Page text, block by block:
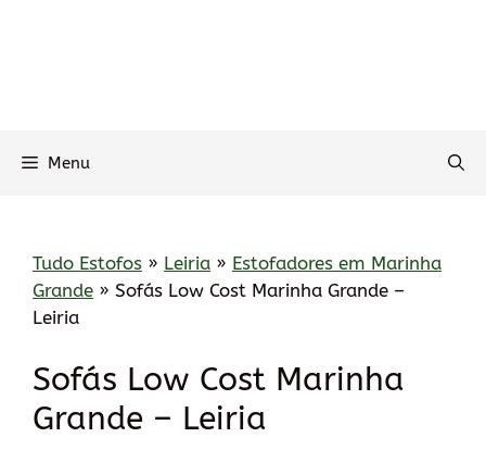
Menu
Tudo Estofos » Leiria » Estofadores em Marinha
Grande » Sofás Low Cost Marinha Grande –
Leiria
Sofás Low Cost Marinha
Grande – Leiria